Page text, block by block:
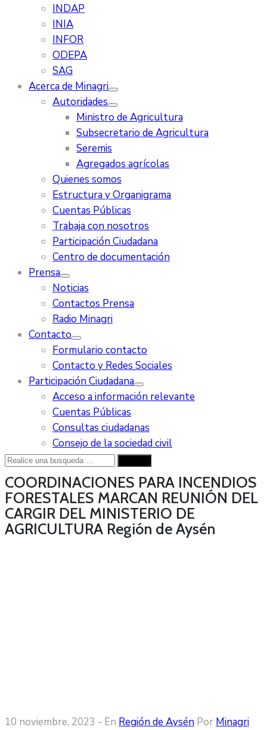
INDAP
INIA
INFOR
ODEPA
SAG
Acerca de Minagri
Autoridades
Ministro de Agricultura
Subsecretario de Agricultura
Seremis
Agregados agrícolas
Quienes somos
Estructura y Organigrama
Cuentas Públicas
Trabaja con nosotros
Participación Ciudadana
Centro de documentación
Prensa
Noticias
Contactos Prensa
Radio Minagri
Contacto
Formulario contacto
Contacto y Redes Sociales
Participación Ciudadana
Acceso a información relevante
Cuentas Públicas
Consultas ciudadanas
Consejo de la sociedad civil
COORDINACIONES PARA INCENDIOS
FORESTALES MARCAN REUNIÓN DEL
CARGIR DEL MINISTERIO DE
AGRICULTURA Región de Aysén
10 noviembre, 2023 - En Región de Aysén Por Minagri